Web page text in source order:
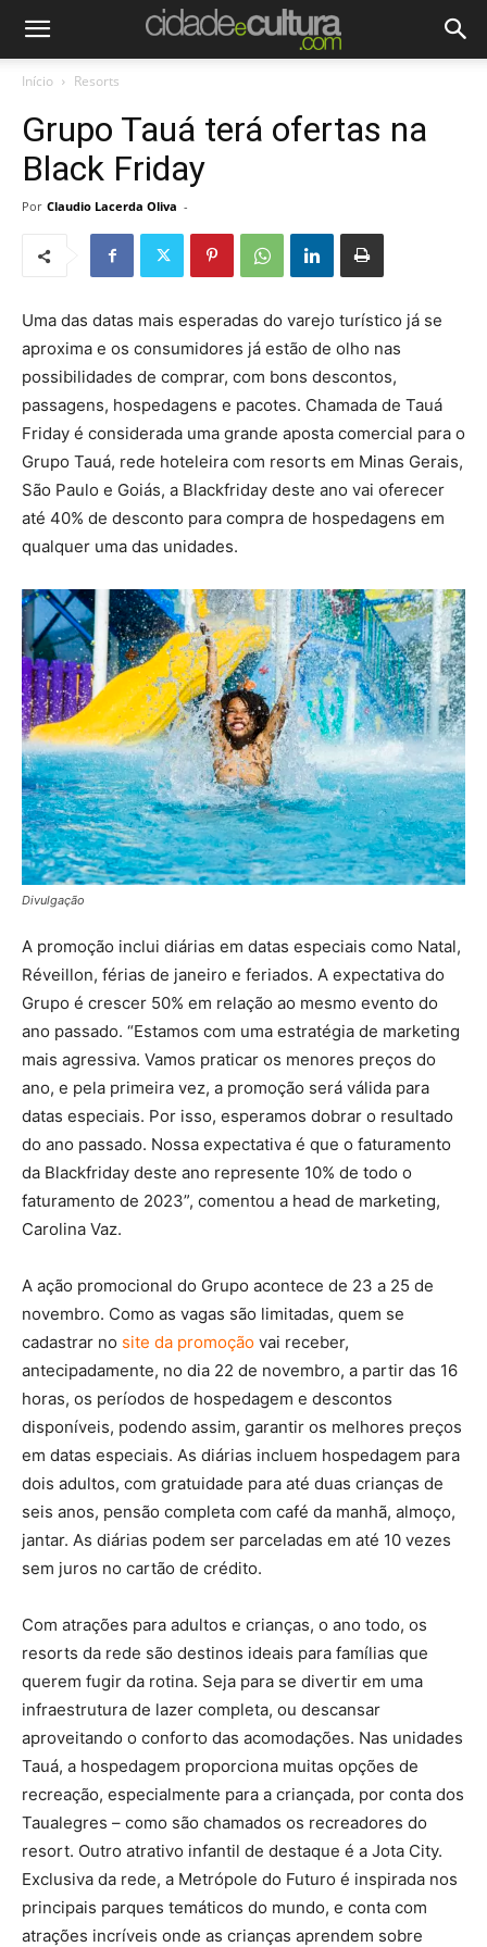
Início Resorts
Grupo Tauá terá ofertas na
Black Friday
Por Claudio Lacerda Oliva -
Uma das datas mais esperadas do varejo turístico já se
aproxima e os consumidores já estão de olho nas
possibilidades de comprar, com bons descontos,
passagens, hospedagens e pacotes. Chamada de Tauá
Friday é considerada uma grande aposta comercial para o
Grupo Tauá, rede hoteleira com resorts em Minas Gerais,
São Paulo e Goiás, a Blackfriday deste ano vai oferecer
até 40% de desconto para compra de hospedagens em
qualquer uma das unidades.
Divulgação
A promoção inclui diárias em datas especiais como Natal,
Réveillon, férias de janeiro e feriados. A expectativa do
Grupo é crescer 50% em relação ao mesmo evento do
ano passado. “Estamos com uma estratégia de marketing
mais agressiva. Vamos praticar os menores preços do
ano, e pela primeira vez, a promoção será válida para
datas especiais. Por isso, esperamos dobrar o resultado
do ano passado. Nossa expectativa é que o faturamento
da Blackfriday deste ano represente 10% de todo o
faturamento de 2023”, comentou a head de marketing,
Carolina Vaz.
A ação promocional do Grupo acontece de 23 a 25 de
novembro. Como as vagas são limitadas, quem se
cadastrar no site da promoção vai receber,
antecipadamente, no dia 22 de novembro, a partir das 16
horas, os períodos de hospedagem e descontos
disponíveis, podendo assim, garantir os melhores preços
em datas especiais. As diárias incluem hospedagem para
dois adultos, com gratuidade para até duas crianças de
seis anos, pensão completa com café da manhã, almoço,
jantar. As diárias podem ser parceladas em até 10 vezes
sem juros no cartão de crédito.
Com atrações para adultos e crianças, o ano todo, os
resorts da rede são destinos ideais para famílias que
querem fugir da rotina. Seja para se divertir em uma
infraestrutura de lazer completa, ou descansar
aproveitando o conforto das acomodações. Nas unidades
Tauá, a hospedagem proporciona muitas opções de
recreação, especialmente para a criançada, por conta dos
Taualegres – como são chamados os recreadores do
resort. Outro atrativo infantil de destaque é a Jota City.
Exclusiva da rede, a Metrópole do Futuro é inspirada nos
principais parques temáticos do mundo, e conta com
atrações incríveis onde as crianças aprendem sobre